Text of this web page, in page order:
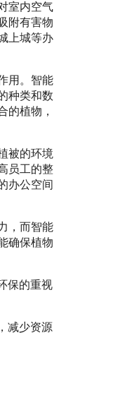
室内空气
附有害物
上城等办
用。智能
种类和数
的植物，
被的环境
员工的整
办公空间
，而智能
确保植物
保的重视
减少资源